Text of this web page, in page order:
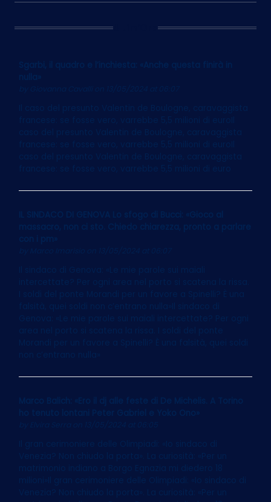
Sgarbi, il quadro e l’inchiesta: «Anche questa finirà in
nulla»
on 13/05/2024 at 06:07
Il caso del presunto Valentin de Boulogne, caravaggista
francese: se fosse vero, varrebbe 5,5 milioni di euroIl
caso del presunto Valentin de Boulogne, caravaggista
francese: se fosse vero, varrebbe 5,5 milioni di euroIl
caso del presunto Valentin de Boulogne, caravaggista
francese: se fosse vero, varrebbe 5,5 milioni di euro
IL SINDACO DI GENOVA Lo sfogo di Bucci: «Gioco al
massacro, non ci sto. Chiedo chiarezza, pronto a parlare
con i pm»
Marco Imarisio on 13/05/2024 at 06:07
Il sindaco di Genova: «Le mie parole sui maiali
intercettate? Per ogni area nel porto si scatena la rissa.
I soldi del ponte Morandi per un favore a Spinelli? È una
falsità, quei soldi non c’entrano nulla»Il sindaco di
Genova: «Le mie parole sui maiali intercettate? Per ogni
area nel porto si scatena la rissa. I soldi del ponte
Morandi per un favore a Spinelli? È una falsità, quei soldi
non c’entrano nulla»
Marco Balich: «Ero il dj alle feste di De Michelis. A Torino
ho tenuto lontani Peter Gabriel e Yoko Ono»
on 13/05/2024 at 06:05
Il gran cerimoniere delle Olimpiadi: «Io sindaco di
Venezia? Non chiudo la porta». La curiosità: «Per un
matrimonio indiano a Borgo Egnazia mi diedero 18
milioni»Il gran cerimoniere delle Olimpiadi: «Io sindaco di
Venezia? Non chiudo la porta». La curiosità: «Per un